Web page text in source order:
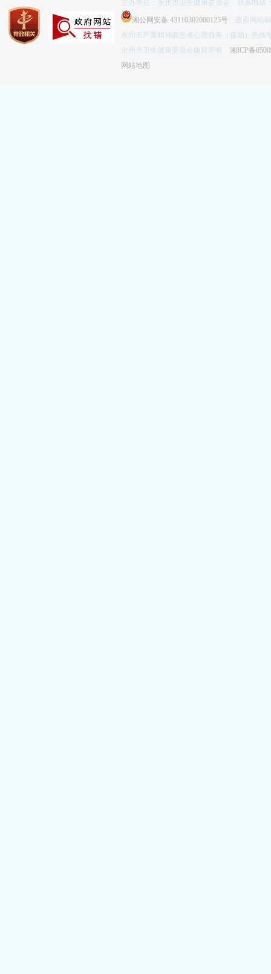
主办单位：永州市卫生健康委员会 联系电话
湘公网安备 43110302000125号 政府网站标
永州市严重精神病患者心理服务（援助）热线
永州市卫生健康委员会版权所有 湘ICP备
网站地图